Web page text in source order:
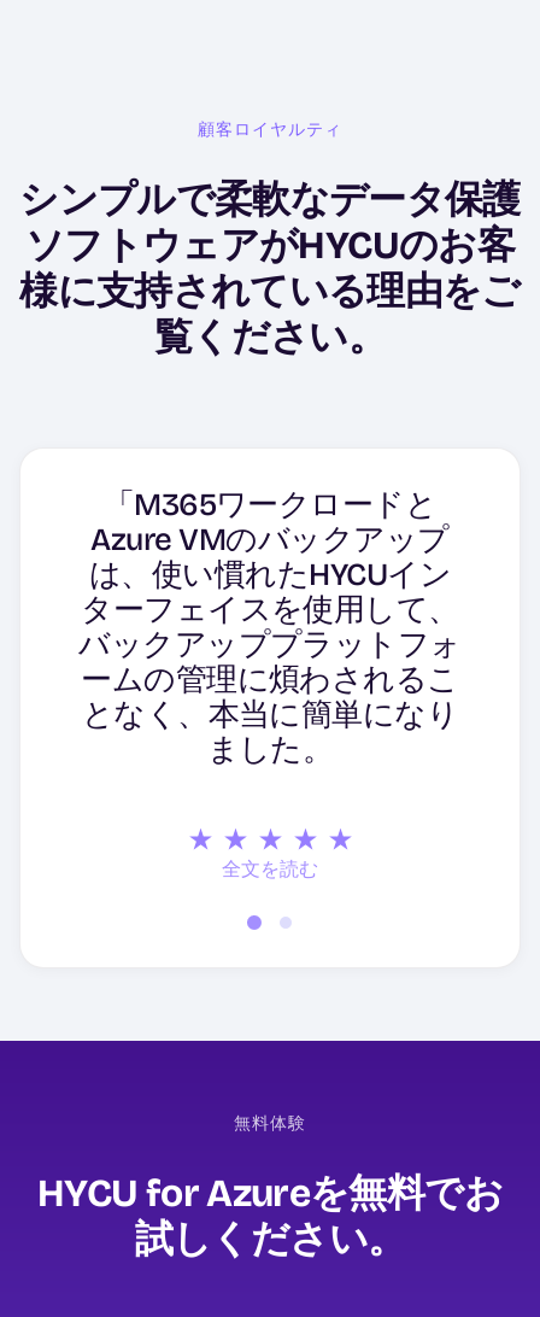
顧客ロイヤルティ
シンプルで柔軟なデータ保護
ソフトウェアがHYCUのお客
様に支持されている理由をご
覧ください。
「M365ワークロードと
Azure VMのバックアップ
は、使い慣れたHYCUイン
ターフェイスを使用して、
バックアッププラットフォ
ームの管理に煩わされるこ
となく、本当に簡単になり
ました。
全文を読む
「このソフトウェアは、使
い勝手の良さと、Google
CloudやAzureのような
様々なクラウドプラットフ
ォームとのシームレスな統
合が印象的だ。
Markus S.
全文を読む
無料体験
HYCU for Azureを無料でお
試しください。